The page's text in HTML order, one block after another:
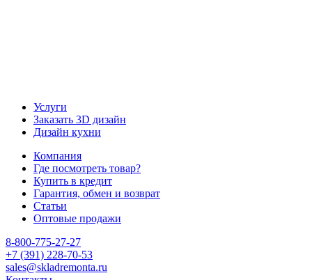
Услуги
Заказать 3D дизайн
Дизайн кухни
Компания
Где посмотреть товар?
Купить в кредит
Гарантия, обмен и возврат
Статьи
Оптовые продажи
8-800-775-27-27
+7 (391) 228-70-53
sales@skladremonta.ru